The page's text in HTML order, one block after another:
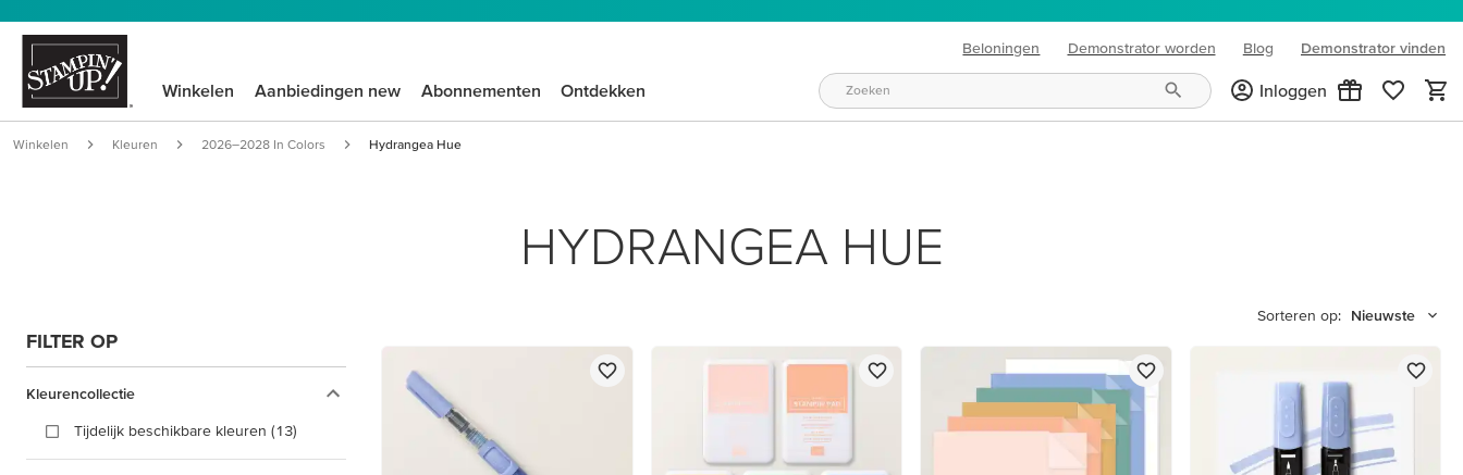
Beloningen Demonstrator worden Blog
(opens in new tab)
Demonstrator vinden
Winkelen Aanbiedingen new Abonnementen Ontdekken Inloggen
Winkelen Kleuren 2026–2028 In Colors Hydrangea Hue
HYDRANGEA HUE
FILTER OP
Kleurencollectie
Tijdelijk beschikbare kleuren (13)
Sorteren op: Nieuwste